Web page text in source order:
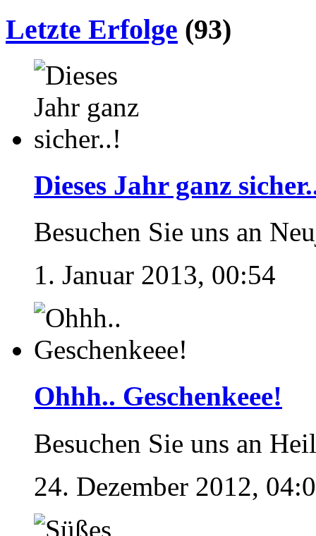
Letzte Erfolge (93)
Dieses Jahr ganz
Besuchen Sie uns an
1. Januar 2013, 00:54
Ohhh.. Geschenkeee!
Besuchen Sie uns an
24. Dezember 2012,